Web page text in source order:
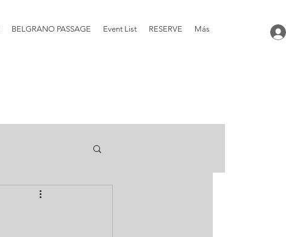
BELGRANO PASSAGE Event List RESERVE Más